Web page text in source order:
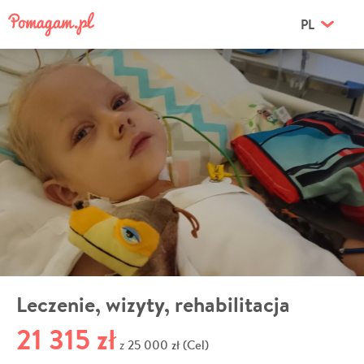
PL
Leczenie, wizyty, rehabilitacja
21 315 zł z 25 000 zł (Cel)